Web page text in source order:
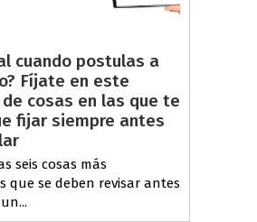
cuando postulas a
Fíjate en este
cosas en las que te
fijar siempre antes
seis cosas más
que se deben revisar antes